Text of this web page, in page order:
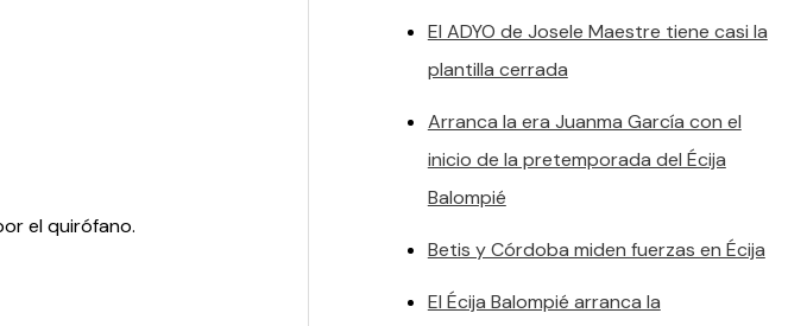
el quirófano.
El ADYO de Josele Maestre tiene casi la
plantilla cerrada
Arranca la era Juanma García con el
inicio de la pretemporada del Écija
Balompié
Betis y Córdoba miden fuerzas en Écija
El Écija Balompié arranca la